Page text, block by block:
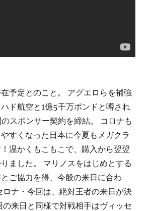
予定とのこと。 アグエロらを補強
ド航空と1億5千万ポンドと噂され
スポンサー契約を締結。 コロナも
すくなった日本に今夏もメガクラ
温かくもこもこで、購入から翌翌
ました。 マリノスをはじめとする
ご協力を得、今般の来日に合わ
ロナ・今回は、絶対王者の来日が決
の来日と同様で対戦相手はヴィッセ